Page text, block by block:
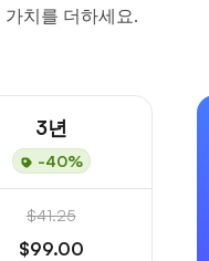
치를 더하세요.
3년
-40%
$41.25
$99.00